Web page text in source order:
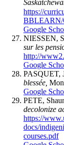
https://
BBLEARN/
Google
NIESSEN,
sur les
http://
Google
PASQUET,
blessée,
Google
PETE,
decolonize
https://
docs/
courses.pdf